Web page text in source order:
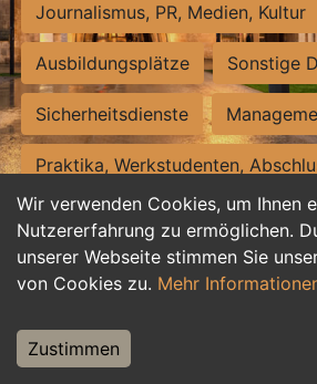
Wir verwenden Cookies, um Ihnen
Nutzererfahrung zu ermöglichen.
unserer Webseite stimmen Sie
von Cookies zu. Mehr
Zustimmen
Journalismus, PR, Medien, Kultur
Ausbildungsplätze Sonstige
Sicherheitsdienste
Praktika, Werkstudenten,
Personalwesen Assistenz,
Hilfskräfte, Aushilfs- und
Weiterbildung, Studium, duale